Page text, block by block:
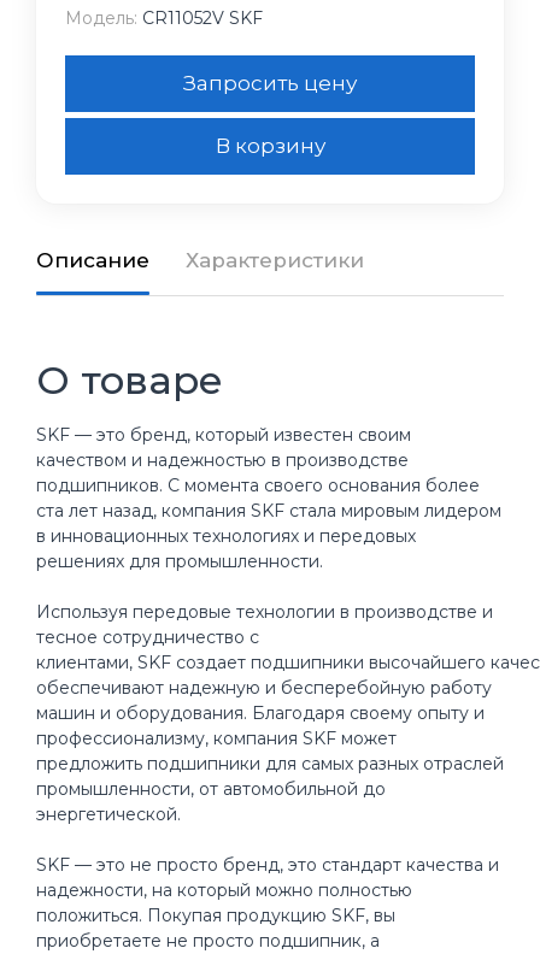
Модель: CR11052V SKF
Запросить цену
В корзину
Описание Характеристики
О товаре
SKF — это бренд, который известен своим
качеством и надежностью в производстве
подшипников. С момента своего основания более
ста лет назад, компания SKF стала мировым лидером
в инновационных технологиях и передовых
решениях для промышленности.
Используя передовые технологии в производстве и
тесное сотрудничество с
клиентами, SKF создает подшипники высочайшего
обеспечивают надежную и бесперебойную работу
машин и оборудования. Благодаря своему опыту и
профессионализму, компания SKF может
предложить подшипники для самых разных отраслей
промышленности, от автомобильной до
энергетической.
SKF — это не просто бренд, это стандарт качества и
надежности, на который можно полностью
положиться. Покупая продукцию SKF, вы
приобретаете не просто подшипник, а